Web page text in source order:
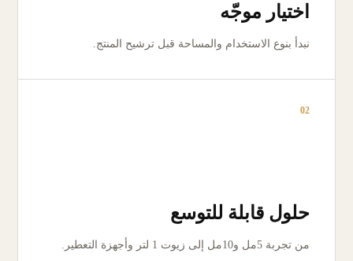
اختيار موجّه
نبدأ بنوع الاستخدام والمساحة قبل ترشيح المنتج.
02
حلول قابلة للتوسع
من تجربة 5مل و10مل إلى زيوت 1 لتر وأجهزة التعطير.